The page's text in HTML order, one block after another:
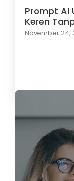
Prompt AI
Keren
November 24,